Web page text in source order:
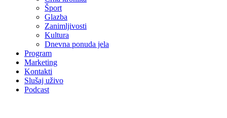
Šport
Glazba
Zanimljivosti
Kultura
Dnevna ponuda jela
Program
Marketing
Kontakti
Slušaj uživo
Podcast